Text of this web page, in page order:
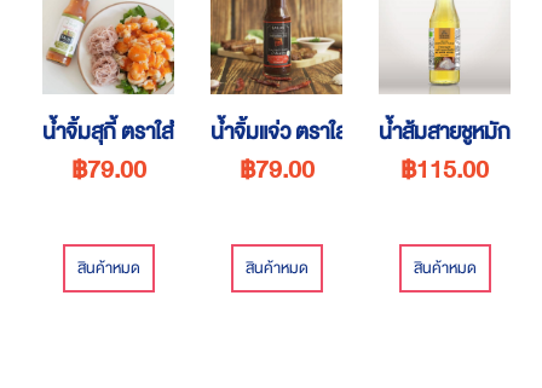
น้ำจิ้มสุกี้ ตราใส่ใจ
฿79.00
สินค้าหมด
น้ำจิ้มแจ่ว ตราใส่ใจ
฿79.00
สินค้าหมด
น้ำส้มสายชูหมักจ
฿115.00
สินค้าหมด